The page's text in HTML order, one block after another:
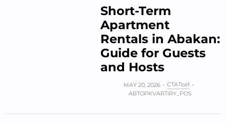
Short-Term
Apartment
Rentals in Abakan:
Guide for Guests
and Hosts
MAY 20, 2026
СТАТЬИ
АВТОРKVARTIRY_POS